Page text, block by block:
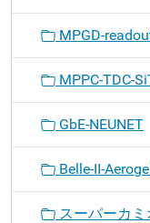
MPGD-
MPPC-TDC-
GbE-NEUNET
Belle-II-
スーパーカ